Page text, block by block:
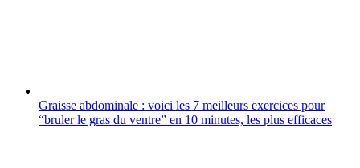
Graisse abdominale : voici les 7 meilleurs exercices pour
“bruler le gras du ventre” en 10 minutes, les plus efficaces